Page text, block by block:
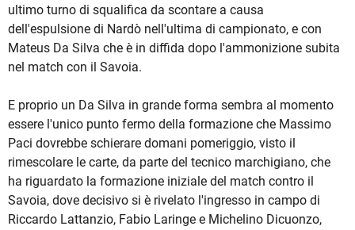
ultimo turno di squalifica da scontare a causa
dell'espulsione di Nardò nell'ultima di campionato, e con
Mateus Da Silva che è in diffida dopo l'ammonizione subita
nel match con il Savoia.
E proprio un Da Silva in grande forma sembra al momento
essere l'unico punto fermo della formazione che Massimo
Paci dovrebbe schierare domani pomeriggio, visto il
rimescolare le carte, da parte del tecnico marchigiano, che
ha riguardato la formazione iniziale del match contro il
Savoia, dove decisivo si è rivelato l'ingresso in campo di
Riccardo Lattanzio, Fabio Laringe e Michelino Dicuonzo,